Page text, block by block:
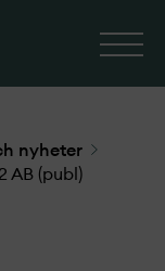
nyheter
AB (publ)